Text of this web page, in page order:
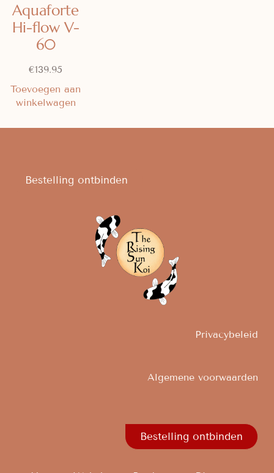
Aquaforte
Hi-flow V-
60
€139.95
Toevoegen aan
winkelwagen
Bestelling ontbinden
Privacybeleid
Algemene voorwaarden
Bestelling ontbinden